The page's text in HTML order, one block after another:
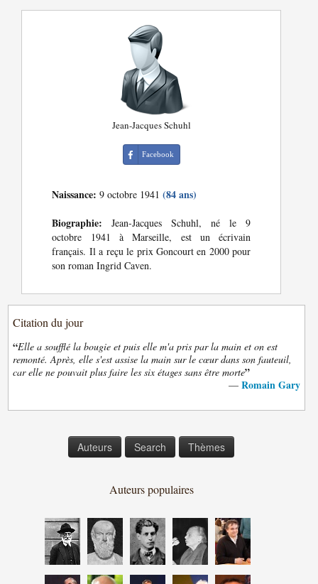
Jean-Jacques Schuhl
Facebook
Naissance: 9 octobre 1941(84 ans)
Biographie: Jean-Jacques Schuhl, né le 9
octobre 1941 à Marseille, est un écrivain
français. Il a reçu le prix Goncourt en 2000 pour
son roman Ingrid Caven.
Citation du jour
“Elle a soufflé la bougie et puis elle m'a pris par la main et on est
remonté. Après, elle s'est assise la main sur le cœur dans son fauteuil,
car elle ne pouvait plus faire les six étages sans être morte”
— Romain Gary
Auteurs Search Thèmes
Auteurs populaires